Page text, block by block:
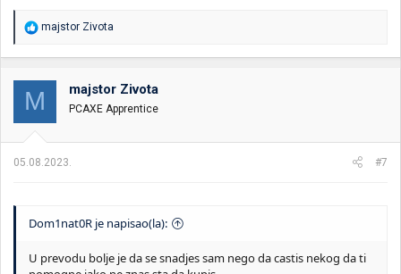
R
o
v
a
n
:
majstor Zivota
M majstor Zivota
PCAXE Apprentice
05.08.2023. #7
Dom1nat0R je napisao(la):
U prevodu bolje je da se snadjes sam nego da castis nekog da ti